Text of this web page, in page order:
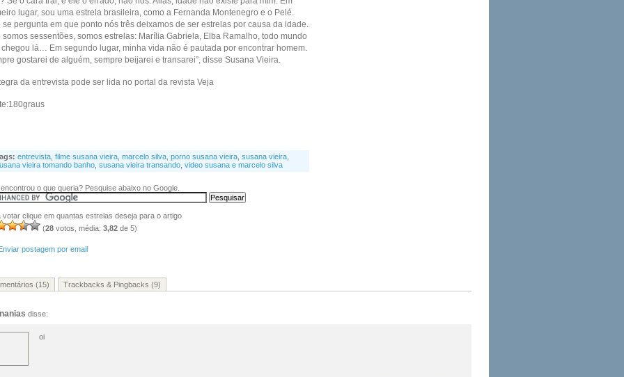
lugar, sou uma estrela brasileira, como a Fernanda Montenegro e o Pelé.
se pergunta em que ponto nós três deixamos de ser estrelas por causa da idade.
somos sessentões, somos estrelas: Marília Gabriela, Elba Ramalho, todo mundo
lá… Em segundo lugar, minha vida não é pautada por encontrar homem.
gostarei de alguém, sempre beijarei e transarei”, disse Susana Vieira.
da entrevista pode ser lida no portal da revista Veja
entrevista filme susana vieira marcelo silva porno susana vieira susana vieira
vieira tomando banho susana vieira transando video susana e marcelo silva
o que queria? Pesquise abaixo no Google.
votar clique em quantas estrelas deseja para o artigo
(28 votos, média: 3,82 de 5)
postagem por email
(15) Trackbacks & Pingbacks (9)
disse:
oi